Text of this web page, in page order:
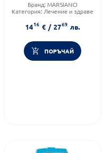
Бранд: MARSIANCI
Категория: Лечение и здраве
желирани таблетки
1416 € / 2769 лв.
ПОРЪЧАЙ